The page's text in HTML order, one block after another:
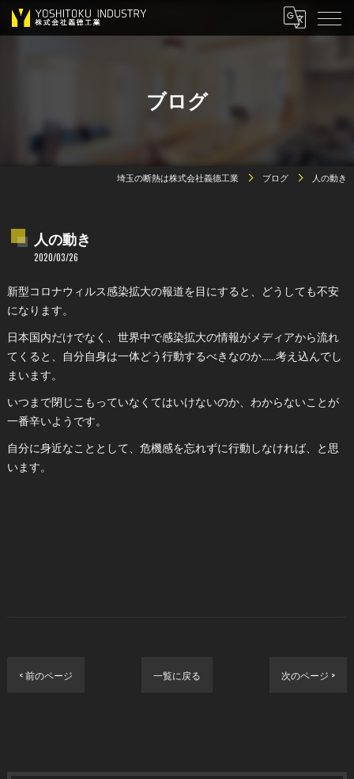
ブログ
埼玉の断熱は株式会社義德工業 ブログ 人の動き
人の動き
2020/03/26
新型コロナウィルス感染拡大の報道を目にすると、どうしても不安
になります。
日本国内だけでなく、世界中で感染拡大の情報がメディアから流れ
てくると、自分自身は一体どう行動するべきなのか……考え込んでし
まいます。
いつまで閉じこもっていなくてはいけないのか、わからないことが
一番辛いようです。
自分に身近なこととして、危機感を忘れずに行動しなければ、と思
います。
< 前のページ 一覧に戻る 次のページ >